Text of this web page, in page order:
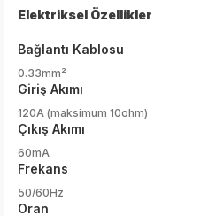
Elektriksel Özellikler
Bağlantı Kablosu
0.33mm²
Giriş Akımı
120A (maksimum 10ohm)
Çıkış Akımı
60mA
Frekans
50/60Hz
Oran